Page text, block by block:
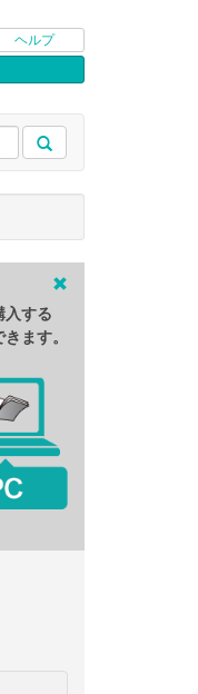
ヘルプ
入する
ます。